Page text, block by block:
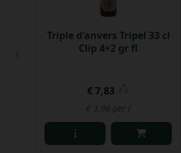
Triple d'anvers Tripel 33 cl
Clip 4+2 gr fl
€ 7,83
€ 3,96 per l